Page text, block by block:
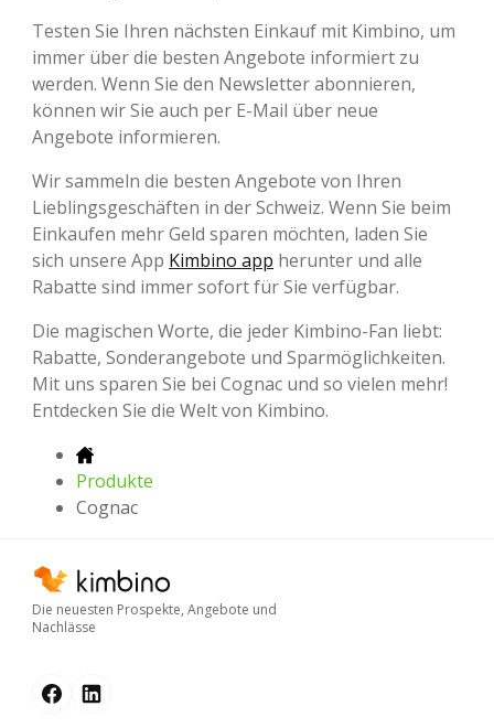
Testen Sie Ihren nächsten Einkauf mit Kimbino, um
immer über die besten Angebote informiert zu
werden. Wenn Sie den Newsletter abonnieren,
können wir Sie auch per E-Mail über neue
Angebote informieren.
Wir sammeln die besten Angebote von Ihren
Lieblingsgeschäften in der Schweiz. Wenn Sie beim
Einkaufen mehr Geld sparen möchten, laden Sie
sich unsere App Kimbino app herunter und alle
Rabatte sind immer sofort für Sie verfügbar.
Die magischen Worte, die jeder Kimbino-Fan liebt:
Rabatte, Sonderangebote und Sparmöglichkeiten.
Mit uns sparen Sie bei Cognac und so vielen mehr!
Entdecken Sie die Welt von Kimbino.
Produkte
Cognac
Die neuesten Prospekte, Angebote und
Nachlässe